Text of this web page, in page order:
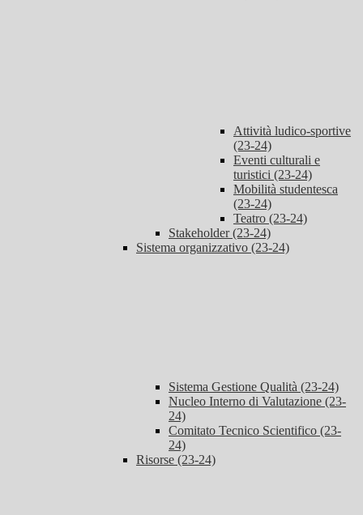
Attività ludico-sportive
(23-24)
Eventi culturali e
turistici (23-24)
Mobilità studentesca
(23-24)
Teatro (23-24)
Stakeholder (23-24)
Sistema organizzativo (23-24)
Sistema Gestione Qualità (23-24)
Nucleo Interno di Valutazione (23-
24)
Comitato Tecnico Scientifico (23-
24)
Risorse (23-24)